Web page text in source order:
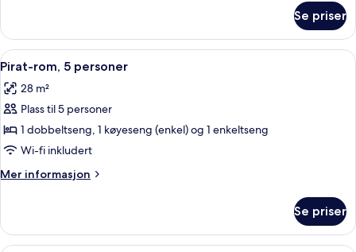
rom,
4
personer
Se priser
Åpne
alle
bildene
av
Pirat-
rom,
5
personer
5
Pirat-rom, 5 personer
28 m²
Plass til 5 personer
1 dobbeltseng, 1 køyeseng (enkel) og 1 enkeltseng
Wi-fi inkludert
Mer informasjon
Mer
rom,
Se priser